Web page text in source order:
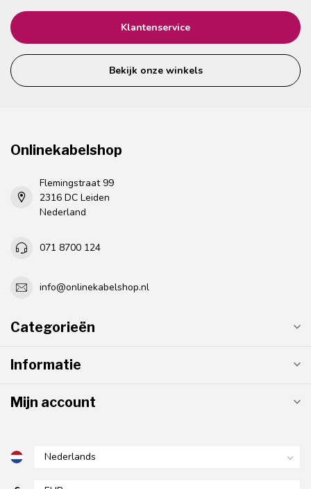
Klantenservice
Bekijk onze winkels
Onlinekabelshop
Flemingstraat 99
2316 DC Leiden
Nederland
071 8700 124
info@onlinekabelshop.nl
Categorieën
Informatie
Mijn account